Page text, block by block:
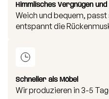
Himmlisches Vergnügen
Weich und bequem,
entspannt die
Schneller als Möbel
Wir produzieren in 3-5